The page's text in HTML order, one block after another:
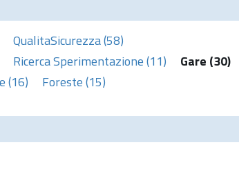
QualitaSicurezza (58)
Ricerca Sperimentazione (11) Gare (30)
(16) Foreste (15)